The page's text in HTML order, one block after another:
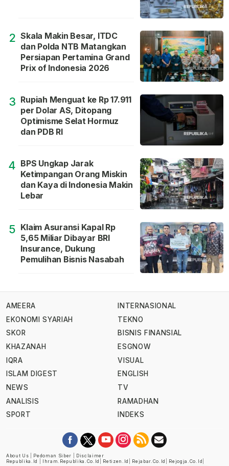
2 Skala Makin Besar, ITDC
dan Polda NTB Matangkan
Persiapan Pertamina Grand
Prix of Indonesia 2026
3 Rupiah Menguat ke Rp 17.911
per Dolar AS, Ditopang
Optimisme Selat Hormuz
dan PDB RI
4 BPS Ungkap Jarak
Ketimpangan Orang Miskin
dan Kaya di Indonesia Makin
Lebar
5 Klaim Asuransi Kapal Rp
5,65 Miliar Dibayar BRI
Insurance, Dukung
Pemulihan Bisnis Nasabah
AMEERA
EKONOMI SYARIAH
SKOR
KHAZANAH
IQRA
ISLAM DIGEST
NEWS
ANALISIS
SPORT
INTERNASIONAL
TEKNO
BISNIS FINANSIAL
ESGNOW
VISUAL
ENGLISH
TV
RAMADHAN
INDEKS
About Us Pedoman Siber
Disclaimer
Republika.id
Ihram.republika.co.id Retizen.id Rejabar.co.id Rejogja.co.id